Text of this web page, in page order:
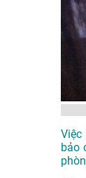
Việc
bảo